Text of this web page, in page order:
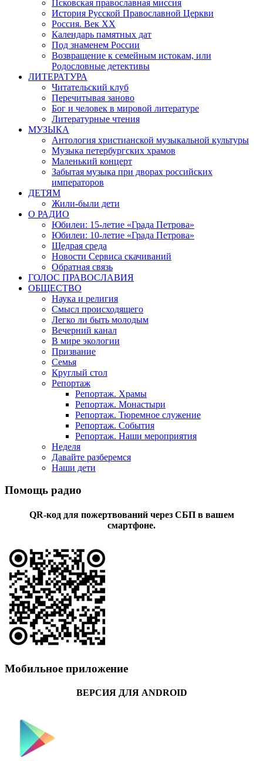
Псковская православная миссия
История Русской Православной Церкви
Россия. Век ХХ
Календарь памятных дат
Под знаменем России
Возвращение к семейным истокам, или
Родословные детективы
ЛИТЕРАТУРА
Читательский клуб
Перечитывая заново
Бог и человек в мировой литературе
Литературные чтения
МУЗЫКА
Антология христианской музыкальной культуры
Музыка петербургских храмов
Маленький концерт
Забытая музыка при дворах российских
императоров
ДЕТЯМ
Жили-были дети
О РАДИО
Юбилеи: 15-летие «Града Петрова»
Юбилеи: 10-летие «Града Петрова»
Щедрая среда
Новости Сервиса скачиваний
Обратная связь
ГОЛОС ПРАВОСЛАВИЯ
ОБЩЕСТВО
Наука и религия
Смысл происходящего
Легко ли быть молодым
Вечерний канал
В мире экологии
Призвание
Семья
Круглый стол
Репортаж
Репортаж. Храмы
Репортаж. Монастыри
Репортаж. Тюремное служение
Репортаж. События
Репортаж. Наши мероприятия
Неделя
Давайте разберемся
Наши дети
Помощь радио
QR-код для пожертвований через СБП в вашем
смартфоне.
Мобильное приложение
ВЕРСИЯ ДЛЯ ANDROID